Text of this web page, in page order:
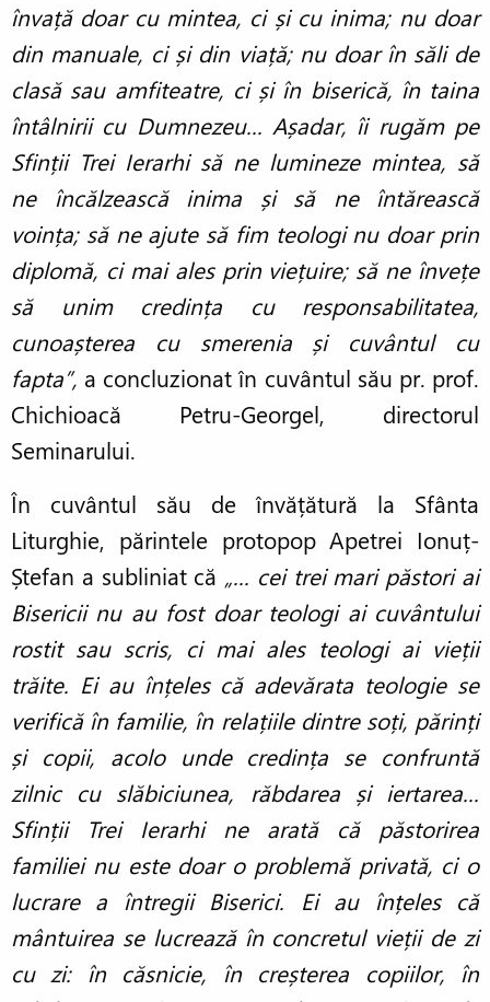
învață doar cu mintea, ci și cu inima; nu doar
din manuale, ci și din viață; nu doar în săli de
clasă sau amfiteatre, ci și în biserică, în taina
întâlnirii cu Dumnezeu... Așadar, îi rugăm pe
Sfinții Trei Ierarhi să ne lumineze mintea, să
ne încălzească inima și să ne întărească
voința; să ne ajute să fim teologi nu doar prin
diplomă, ci mai ales prin viețuire; să ne învețe
să unim credința cu responsabilitatea,
cunoașterea cu smerenia și cuvântul cu
fapta”, a concluzionat în cuvântul său pr. prof.
Chichioacă Petru-Georgel, directorul
Seminarului.
În cuvântul său de învățătură la Sfânta
Liturghie, părintele protopop Apetrei Ionuț-
Ștefan a subliniat că „... cei trei mari păstori ai
Bisericii nu au fost doar teologi ai cuvântului
rostit sau scris, ci mai ales teologi ai vieții
trăite. Ei au înțeles că adevărata teologie se
verifică în familie, în relațiile dintre soți, părinți
și copii, acolo unde credința se confruntă
zilnic cu slăbiciunea, răbdarea și iertarea...
Sfinții Trei Ierarhi ne arată că păstorirea
familiei nu este doar o problemă privată, ci o
lucrare a întregii Biserici. Ei au înțeles că
mântuirea se lucrează în concretul vieții de zi
cu zi: în căsnicie, în creșterea copiilor, în